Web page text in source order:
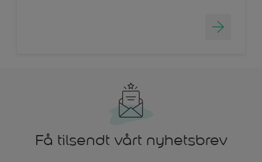
Få tilsendt vårt nyhetsbrev